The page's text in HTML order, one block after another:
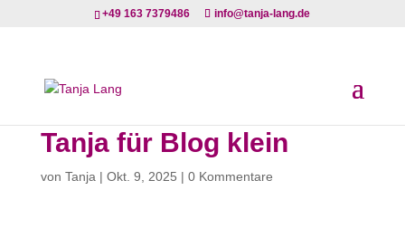
+49 163 7379486 info@tanja-lang.de
Tanja für Blog klein
von Tanja | Okt. 9, 2025 | 0 Kommentare